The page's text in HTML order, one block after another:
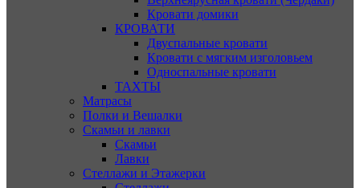
Кровати домики
КРОВАТИ
Двуспальные кровати
Кровати с мягким изголовьем
Односпальные кровати
ТАХТЫ
Матрасы
Полки и Вешалки
Скамьи и лавки
Скамьи
Лавки
Стеллажи и Этажерки